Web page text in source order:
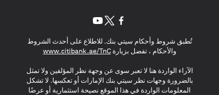
تُطبق شروط وأحكام سيتي بنك. للاطلاع على أحدث الشروط
والأحكام ، تفضل بزيارةwww.citibank.ae/TnC
(opens in a new tab)
الآراء الواردة هنا لا تعبر سوى عن وجهة نظر المؤلفين ولا تمثل
بالضرورة وجهات نظر سيتي بنك الإمارات أو تعكسها. لا تشكل
المعلومات الواردة في هذا الموقع نصيحة استثمارية أو عرضًا